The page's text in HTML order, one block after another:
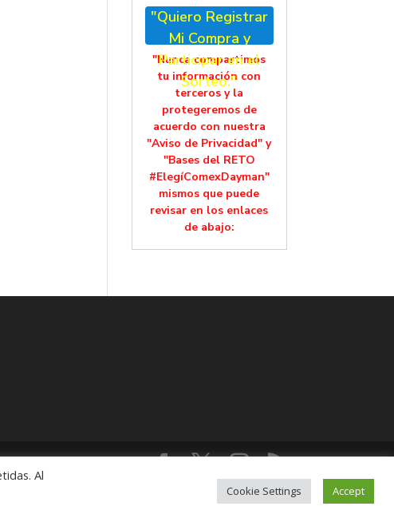
"Quiero Registrar
Mi Compra y
Participar en el
Sorteo."
"Nunca compartimos
tu información con
terceros y la
protegeremos de
acuerdo con nuestra
"Aviso de Privacidad" y
"Bases del RETO
#ElegíComexDayman"
mismos que puede
revisar en los enlaces
de abajo:
Revolución, Colonia Mixcoac, C.P. 03910, CDMX,
Al
Cookie Settings Accept